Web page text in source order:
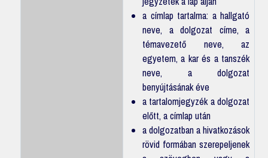
a címlap tartalma: a hallgató
neve, a dolgozat címe, a
témavezető neve, az
egyetem, a kar és a tanszék
neve, a dolgozat
benyújtásának éve
a tartalomjegyzék a dolgozat
előtt, a címlap után
a dolgozatban a hivatkozások
rövid formában szerepeljenek